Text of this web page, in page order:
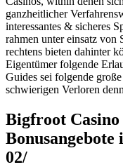
ganzheitlicher
interessantes & sicheres
rahmen unter einsatz
rechtens bieten dahinter
Eigentümer folgende
Guides sei folgende
schwierigen Verloren
Bigfroot Casino
Bonusangebote
02/